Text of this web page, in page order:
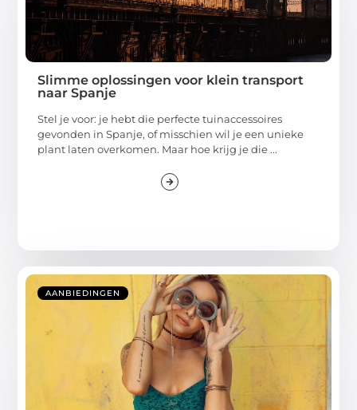
Slimme oplossingen voor klein transport
naar Spanje
Stel je voor: je hebt die perfecte tuinaccessoires
gevonden in Spanje, of misschien wil je een unieke
plant laten overkomen. Maar hoe krijg je die ...
AANBIEDINGEN